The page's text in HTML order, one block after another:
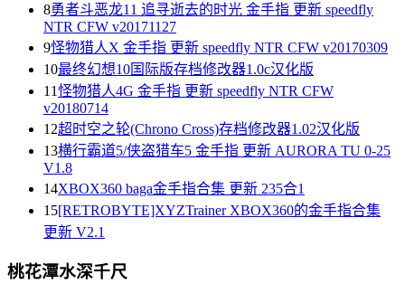
8勇者斗恶龙11 追寻逝去的时光 金手指 更新 speedfly
NTR CFW v20171127
9怪物猎人X 金手指 更新 speedfly NTR CFW v20170309
10最终幻想10国际版存档修改器1.0c汉化版
11怪物猎人4G 金手指 更新 speedfly NTR CFW
v20180714
12超时空之轮(Chrono Cross)存档修改器1.02汉化版
13横行霸道5/侠盗猎车5 金手指 更新 AURORA TU 0-25
V1.8
14XBOX360 baga金手指合集 更新 235合1
15[RETROBYTE]XYZTrainer XBOX360的金手指合集
更新 V2.1
桃花潭水深千尺